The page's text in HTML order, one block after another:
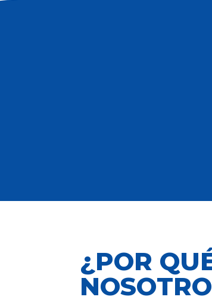
¿POR